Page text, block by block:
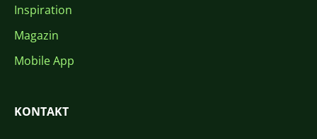
Inspiration
Magazin
Mobile App
KONTAKT